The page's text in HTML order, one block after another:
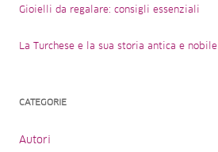
Gioielli da regalare: consigli essenziali
La Turchese e la sua storia antica e nobile
CATEGORIE
Autori